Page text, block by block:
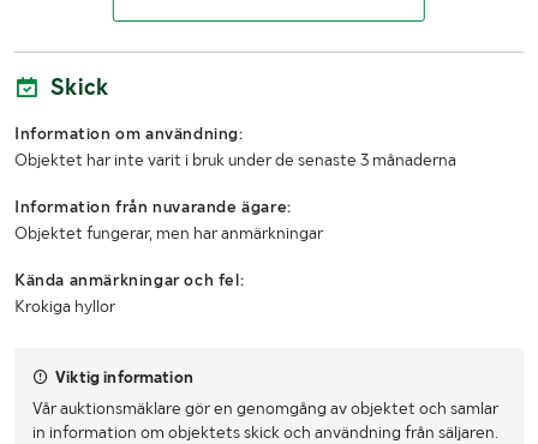
Bredd (mm)
Höjd (mm)
LASTHJÄLPSINFORMATION:
Skick
Information om användning:
Objektet har inte varit i bruk under de senaste 3 månaderna
Information från nuvarande ägare:
Objektet fungerar, men har anmärkningar
Kända anmärkningar och fel:
Krokiga hyllor
Viktig information
Vår auktionsmäklare gör en genomgång av objektet och samlar
in information om objektets skick och användning från säljaren.